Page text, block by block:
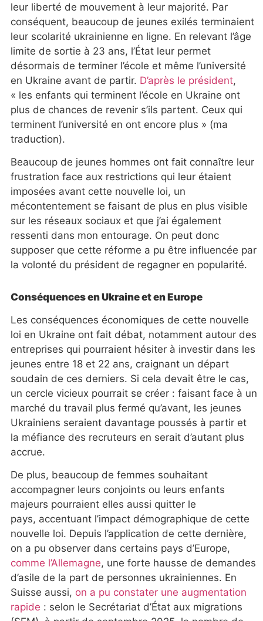
leur liberté de mouvement à leur majorité. Par
conséquent, beaucoup de jeunes exilés terminaient
leur scolarité ukrainienne en ligne. En relevant l’âge
limite de sortie à 23 ans, l’État leur permet
désormais de terminer l’école et même l’université
en Ukraine avant de partir. D’après le président,
« les enfants qui terminent l’école en Ukraine ont
plus de chances de revenir s’ils partent. Ceux qui
terminent l’université en ont encore plus » (ma
traduction).
Beaucoup de jeunes hommes ont fait connaître leur
frustration face aux restrictions qui leur étaient
imposées avant cette nouvelle loi, un
mécontentement se faisant de plus en plus visible
sur les réseaux sociaux et que j’ai également
ressenti dans mon entourage. On peut donc
supposer que cette réforme a pu être influencée par
la volonté du président de regagner en popularité.
Conséquences en Ukraine et en Europe
Les conséquences économiques de cette nouvelle
loi en Ukraine ont fait débat, notamment autour des
entreprises qui pourraient hésiter à investir dans les
jeunes entre 18 et 22 ans, craignant un départ
soudain de ces derniers. Si cela devait être le cas,
un cercle vicieux pourrait se créer : faisant face à un
marché du travail plus fermé qu’avant, les jeunes
Ukrainiens seraient davantage poussés à partir et
la méfiance des recruteurs en serait d’autant plus
accrue.
De plus, beaucoup de femmes souhaitant
accompagner leurs conjoints ou leurs enfants
majeurs pourraient elles aussi quitter le
pays, accentuant l’impact démographique de cette
nouvelle loi. Depuis l’application de cette dernière,
on a pu observer dans certains pays d’Europe,
comme l’Allemagne, une forte hausse de demandes
d’asile de la part de personnes ukrainiennes. En
Suisse aussi, on a pu constater une augmentation
rapide : selon le Secrétariat d’État aux migrations